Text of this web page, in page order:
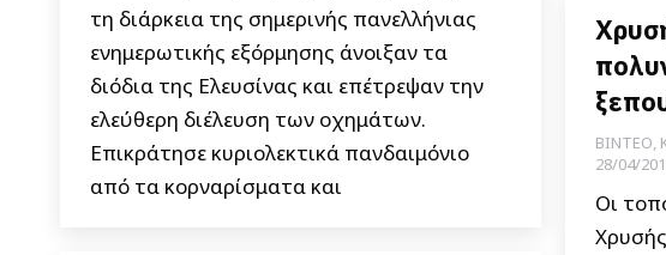
τη διάρκεια της σημερινής πανελλήνιας
ενημερωτικής εξόρμησης άνοιξαν τα
διόδια της Ελευσίνας και επέτρεψαν την
ελεύθερη διέλευση των οχημάτων.
Επικράτησε κυριολεκτικά πανδαιμόνιο
από τα κορναρίσματα και
ΒΙΝΤΕΟ,
28/04/
Οι